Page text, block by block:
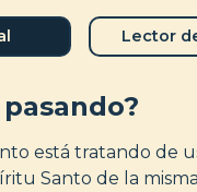
Lector
está tratando de
Santo de la